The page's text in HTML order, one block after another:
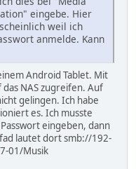
eingebe. Hier
weil ich
anmelde. Kann
Android Tablet. Mit
das NAS zugreifen. Auf
gelingen. Ich habe
es. Ich musste
eingeben, dann
lautet dort smb://192-
01/Musik